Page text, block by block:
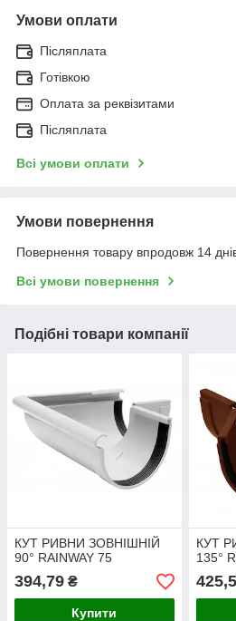
Умови оплати
Післяплата
Готівкою
Оплата за реквізитами
Післяплата
Всі умови оплати
Умови повернення
Повернення товару впродовж 14
Всі умови повернення
Подібні товари компанії
КУТ РИВНИ ЗОВНІШНІЙ
90° RAINWAY 75
394,79 ₴
Купити
КУТ
135°